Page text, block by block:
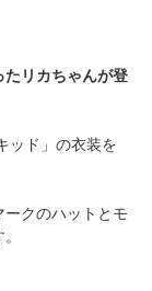
たリカちゃんが登
ッド」の衣装を
クのハットとモ